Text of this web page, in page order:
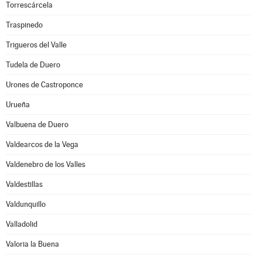
Torrescárcela
Traspinedo
Trigueros del Valle
Tudela de Duero
Urones de Castroponce
Urueña
Valbuena de Duero
Valdearcos de la Vega
Valdenebro de los Valles
Valdestillas
Valdunquillo
Valladolid
Valoria la Buena